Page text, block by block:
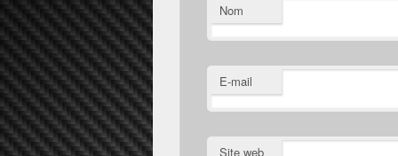
Nom
E-mail
Site web